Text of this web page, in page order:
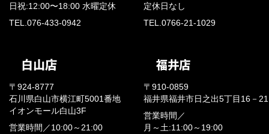
日祝:12:00〜18:00 水曜定休
TEL.076-433-0942
定休日なし
TEL.0766-21-1029
〒924-8777
石川県白山市横江町5001番地
イオンモール白山3F
営業時間／ 10:00～21:00
〒910-0859
福井県福井市日之出5丁目16－21
営業時間／
月～土:11:00～19:00